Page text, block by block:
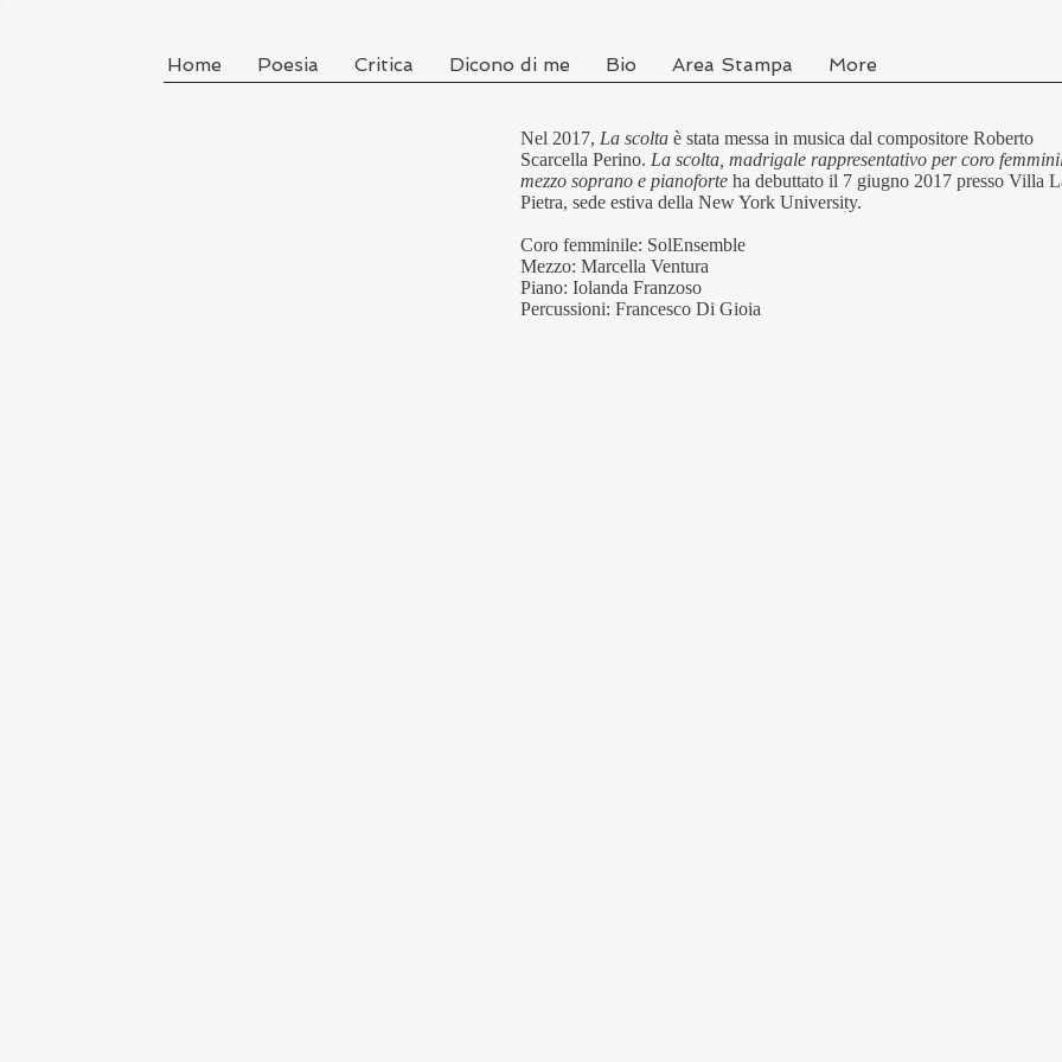
Home Poesia Critica Dicono di me Bio Area Stampa More
Nel 2017, La scolta è stata messa in musica dal compositore Roberto
Scarcella Perino. La scolta, madrigale rappresentativo per coro
mezzo soprano e pianoforte ha debuttato il 7 giugno 2017 presso Villa
Pietra, sede estiva della New York University.
Coro femminile: SolEnsemble
Mezzo: Marcella Ventura
Piano: Iolanda Franzoso
Percussioni: Francesco Di Gioia